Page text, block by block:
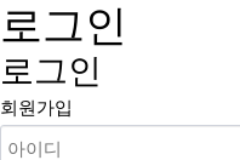
로그인
로그인
회원가입